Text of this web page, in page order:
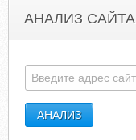
АНАЛИЗ САЙТА